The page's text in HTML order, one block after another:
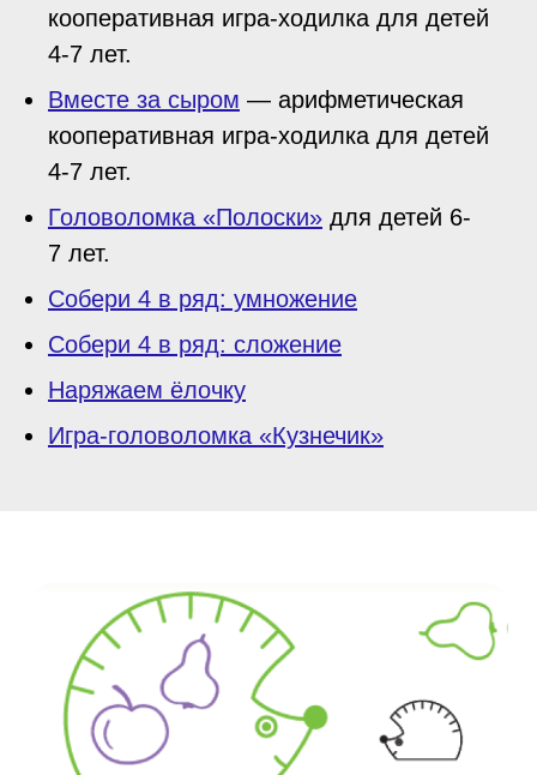
кооперативная игра-ходилка для детей
4-7 лет.
Вместе за сыром — арифметическая
кооперативная игра-ходилка для детей
4-7 лет.
Головоломка «Полоски» для детей 6-
7 лет.
Собери 4 в ряд: умножение
Собери 4 в ряд: сложение
Наряжаем ёлочку
Игра-головоломка «Кузнечик»